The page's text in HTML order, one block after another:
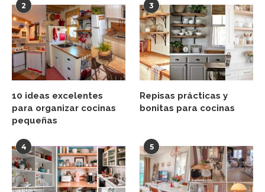
2
10 ideas excelentes
para organizar cocinas
pequeñas
3
Repisas prácticas y
bonitas para cocinas
4 5